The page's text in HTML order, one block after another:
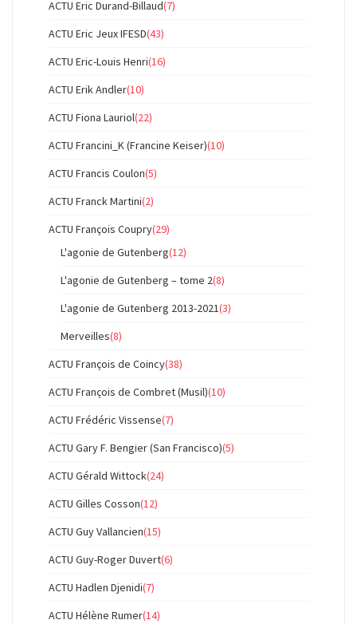
ACTU Eric Durand-Billaud(7)
ACTU Eric Jeux IFESD(43)
ACTU Eric-Louis Henri(16)
ACTU Erik Andler(10)
ACTU Fiona Lauriol(22)
ACTU Francini_K (Francine Keiser)(10)
ACTU Francis Coulon(5)
ACTU Franck Martini(2)
ACTU François Coupry(29)
L'agonie de Gutenberg(12)
L'agonie de Gutenberg – tome 2(8)
L'agonie de Gutenberg 2013-2021(3)
Merveilles(8)
ACTU François de Coincy(38)
ACTU François de Combret (Musil)(10)
ACTU Frédéric Vissense(7)
ACTU Gary F. Bengier (San Francisco)(5)
ACTU Gérald Wittock(24)
ACTU Gilles Cosson(12)
ACTU Guy Vallancien(15)
ACTU Guy-Roger Duvert(6)
ACTU Hadlen Djenidi(7)
ACTU Hélène Rumer(14)